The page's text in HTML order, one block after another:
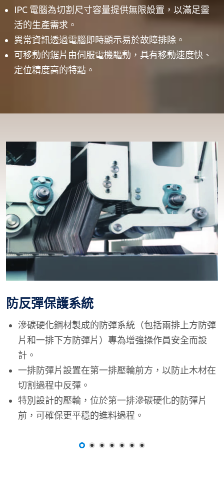
IPC 電腦為切割尺寸容量提供無限設置，以滿足靈
活的生產需求。
異常資訊透過電腦即時顯示易於故障排除。
可移動的鋸片由伺服電機驅動，具有移動速度快、
定位精度高的特點。
防反彈保護系統
滲碳硬化鋼材製成的防彈系統（包括兩排上方防彈
片和一排下方防彈片）專為增強操作員安全而設
計。
一排防彈片設置在第一排壓輪前方，以防止木材在
切割過程中反彈。
特別設計的壓輪，位於第一排滲碳硬化的防彈片
前，可確保更平穩的進料過程。